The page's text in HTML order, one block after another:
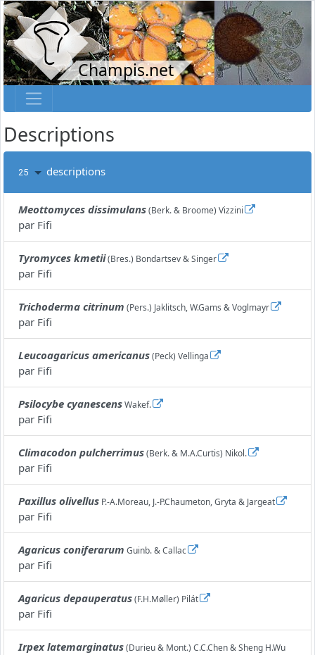
Champis.net
Descriptions
25 descriptions
Meottomyces dissimulans(Berk. & Broome) Vizzini
par Fifi
Tyromyces kmetii(Bres.) Bondartsev & Singer
par Fifi
Trichoderma citrinum (Pers.) Jaklitsch, W.Gams & Voglmayr
par Fifi
Leucoagaricus americanus(Peck) Vellinga
par Fifi
Psilocybe cyanescensWakef.
par Fifi
Climacodon pulcherrimus(Berk. & M.A.Curtis) Nikol.
par Fifi
Paxillus olivellus P.-A.Moreau, J.-P.Chaumeton, Gryta & Jargeat
par Fifi
Agaricus coniferarum Guinb. & Callac
par Fifi
Agaricus depauperatus(F.H.Møller) Pilát
par Fifi
Irpex latemarginatus(Durieu & Mont.) C.C.Chen & Sheng H.Wu